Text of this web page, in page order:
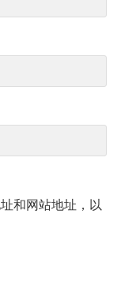
和网站地址，以